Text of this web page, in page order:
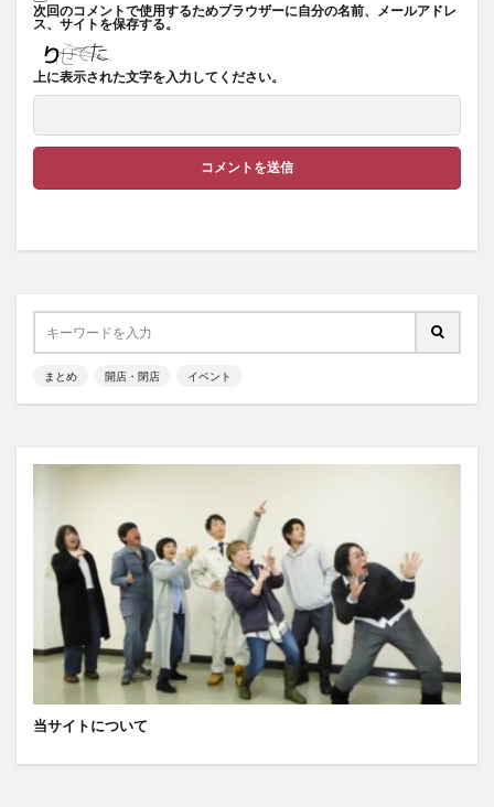
次回のコメントで使用するためブラウザーに自分の名前、メールアドレ
ス、サイトを保存する。
上に表示された文字を入力してください。
まとめ 開店・閉店 イベント
当サイトについて